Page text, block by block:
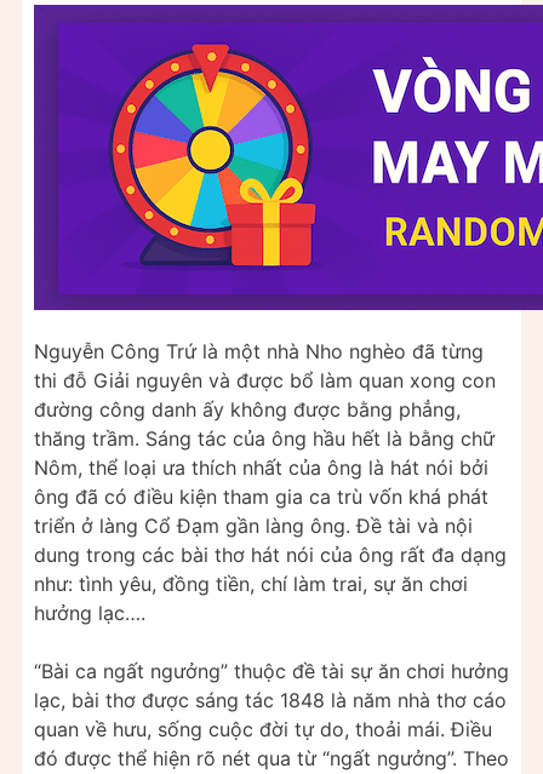
Nguyễn Công Trứ là một nhà Nho nghèo đã từng
thi đỗ Giải nguyên và được bổ làm quan xong con
đường công danh ấy không được bằng phẳng,
thăng trầm. Sáng tác của ông hầu hết là bằng chữ
Nôm, thể loại ưa thích nhất của ông là hát nói bởi
ông đã có điều kiện tham gia ca trù vốn khá phát
triển ở làng Cổ Đạm gần làng ông. Đề tài và nội
dung trong các bài thơ hát nói của ông rất đa dạng
như: tình yêu, đồng tiền, chí làm trai, sự ăn chơi
hưởng lạc….
“Bài ca ngất ngưởng” thuộc đề tài sự ăn chơi hưởng
lạc, bài thơ được sáng tác 1848 là năm nhà thơ cáo
quan về hưu, sống cuộc đời tự do, thoải mái. Điều
đó được thể hiện rõ nét qua từ “ngất ngưởng”. Theo